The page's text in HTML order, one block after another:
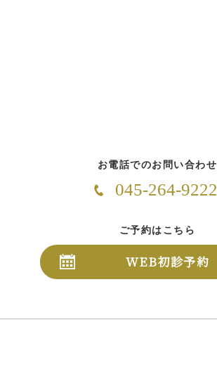
お電話でのお問い合わせ
045-264-9222
ご予約はこちら
WEB初診予約